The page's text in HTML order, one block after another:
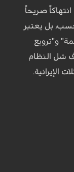
صريحاً
فحسب، بل يعتبر
و"ترويع
شل النظام
الإيرانية.